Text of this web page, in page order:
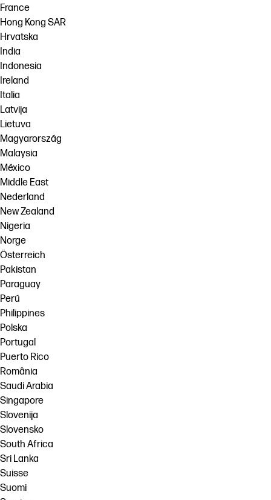
France
Hong Kong SAR
Hrvatska
India
Indonesia
Ireland
Italia
Latvija
Lietuva
Magyarország
Malaysia
México
Middle East
Nederland
New Zealand
Nigeria
Norge
Österreich
Pakistan
Paraguay
Perú
Philippines
Polska
Portugal
Puerto Rico
România
Saudi Arabia
Singapore
Slovenija
Slovensko
South Africa
Sri Lanka
Suisse
Suomi